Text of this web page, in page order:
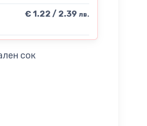
€ 1.22 / 2.39 лв.
сок